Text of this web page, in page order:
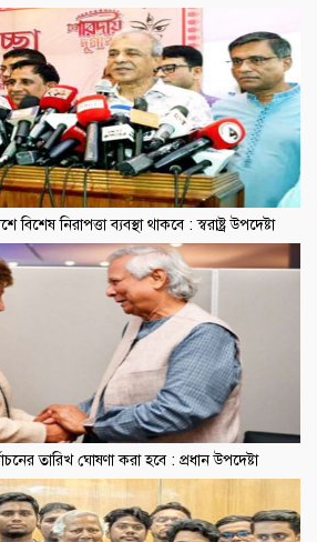
বিশেষ নিরাপত্তা ব্যবস্থা থাকবে : স্বরাষ্ট্র উপদেষ্টা
তারিখ ঘোষণা করা হবে : প্রধান উপদেষ্টা